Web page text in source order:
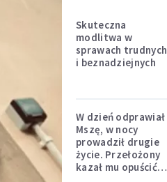
Skuteczna
modlitwa w
sprawach trudnych
i beznadziejnych
W dzień odprawiał
Mszę, w nocy
prowadził drugie
życie. Przełożony
kazał mu opuścić